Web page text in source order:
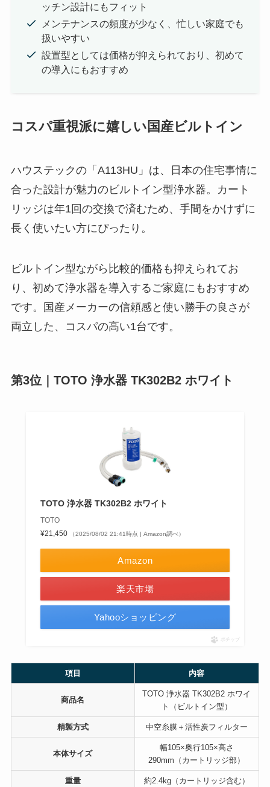
ッチン設計にもフィット
メンテナンスの頻度が少なく、忙しい家庭でも
扱いやすい
設置型としては価格が抑えられており、初めて
の導入にもおすすめ
コスパ重視派に嬉しい国産ビルトイン
ハウステックの「A113HU」は、日本の住宅事情に
合った設計が魅力のビルトイン型浄水器。カート
リッジは年1回の交換で済むため、手間をかけずに
長く使いたい方にぴったり。
ビルトイン型ながら比較的価格も抑えられてお
り、初めて浄水器を導入するご家庭にもおすすめ
です。国産メーカーの信頼感と使い勝手の良さが
両立した、コスパの高い1台です。
第3位｜TOTO 浄水器 TK302B2 ホワイト
TOTO 浄水器 TK302B2 ホワイト
TOTO
¥21,450
（2025/08/02 21:41時点 | Amazon調べ）
Amazon
楽天市場
Yahooショッピング
ポチップ
項目 内容
商品名
TOTO 浄水器 TK302B2 ホワイ
ト（ビルトイン型）
精製方式 中空糸膜＋活性炭フィルター
本体サイズ
幅105×奥行105×高さ
290mm（カートリッジ部）
重量 約2.4kg（カートリッジ含む）